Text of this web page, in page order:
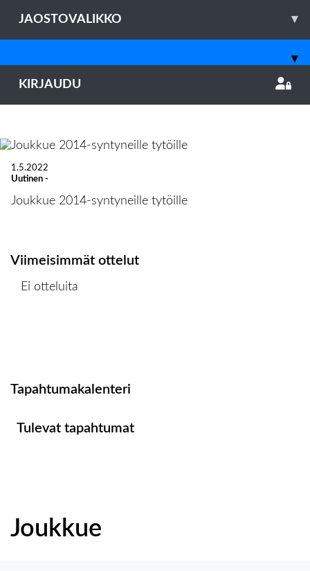
JAOSTOVALIKKO ▾
▾
KIRJAUDU
KUVAA
1.5.2022
Uutinen -
Joukkue 2014-syntyneille tytöille
Viimeisimmät ottelut
Ei otteluita
Tapahtumakalenteri
Tulevat tapahtumat
Joukkue